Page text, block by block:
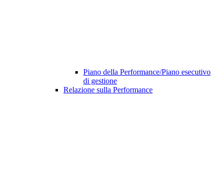
Piano della Performance/Piano esecutivo
di gestione
Relazione sulla Performance